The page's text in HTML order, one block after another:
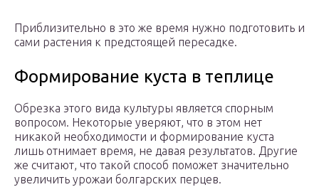
Приблизительно в это же время нужно подготовить и
сами растения к предстоящей пересадке.
Формирование куста в теплице
Обрезка этого вида культуры является спорным
вопросом. Некоторые уверяют, что в этом нет
никакой необходимости и формирование куста
лишь отнимает время, не давая результатов. Другие
же считают, что такой способ поможет значительно
увеличить урожаи болгарских перцев.